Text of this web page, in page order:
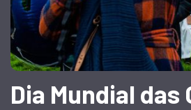
Dia Mundial das